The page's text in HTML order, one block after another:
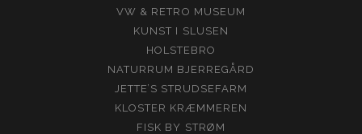
VW & RETRO MUSEUM
KUNST I SLUSEN
HOLSTEBRO
NATURRUM BJERREGÅRD
JETTE’S STRUDSEFARM
KLOSTER KRÆMMEREN
FISK BY STRØM